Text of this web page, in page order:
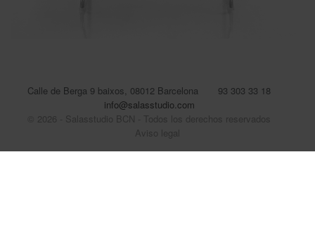
Calle de Berga 9 baixos, 08012 Barcelona
93 303 33 18
info@salasstudio.com